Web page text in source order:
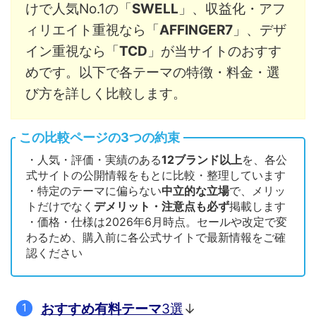
けで人気No.1の「SWELL 」、収益化・アフ
ィリエイト重視なら「AFFINGER7 」、デザ
イン重視なら「TCD 」が当サイトのおすす
めです。以下で各テーマの特徴・料金・選
び方を詳しく比較します。
この比較ページの3つの約束
・人気・評価・実績のある12ブランド以上を、各公
式サイトの公開情報をもとに比較・整理しています
・特定のテーマに偏らない中立的な立場で、メリッ
トだけでなく デメリット・注意点も必ず掲載します
・価格・仕様は2026年6月時点。セールや改定で変
わるため、購入前に各公式サイトで最新情報をご確
認ください
おすすめ有料テーマ3選 ↓